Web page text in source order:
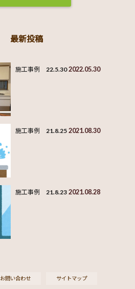
最新投稿
施工事例 22.5.30 2022.05.30
施工事例 21.8.25 2021.08.30
施工事例 21.8.23 2021.08.28
お問い合わせ サイトマップ